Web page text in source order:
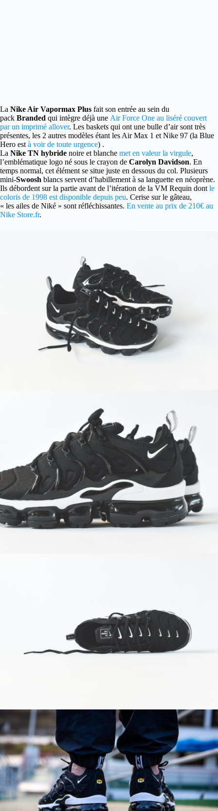
La Nike Air Vapormax Plus fait son entrée au sein du
pack Branded qui intègre déjà une Air Force One au liséré couvert
par un imprimé allover. Les baskets qui ont une bulle d’air sont très
présentes, les 2 autres modèles étant les Air Max 1 et Nike 97 (la Blue
Hero est à voir de toute urgence) .
La Nike TN hybride noire et blanche met en valeur la virgule,
l’emblématique logo né sous le crayon de Carolyn Davidson. En
temps normal, cet élément se situe juste en dessous du col. Plusieurs
mini-Swoosh blancs servent d’habillement à sa languette en néoprène.
Ils débordent sur la partie avant de l’itération de la VM Requin dont le
coloris de 1998 est disponible depuis peu. Cerise sur le gâteau,
« les ailes de Niké » sont réfléchissantes. En vente au prix de 210€ au
Nike Store.fr.